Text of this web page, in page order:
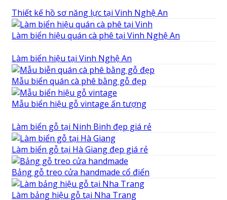
Thiết kế hồ sơ năng lực tại Vinh Nghệ An
Làm biển hiệu quán cà phê tại Vinh Nghệ An
Làm biển hiệu tại Vinh Nghệ An
Mẫu biển quán cà phê bằng gỗ đẹp
Mẫu biển hiệu gỗ vintage ấn tượng
Làm biển gỗ tại Ninh Binh đẹp giá rẻ
Làm biển gỗ tại Hà Giang đẹp giá rẻ
Bảng gỗ treo cửa handmade cổ điển
Làm bảng hiệu gỗ tại Nha Trang